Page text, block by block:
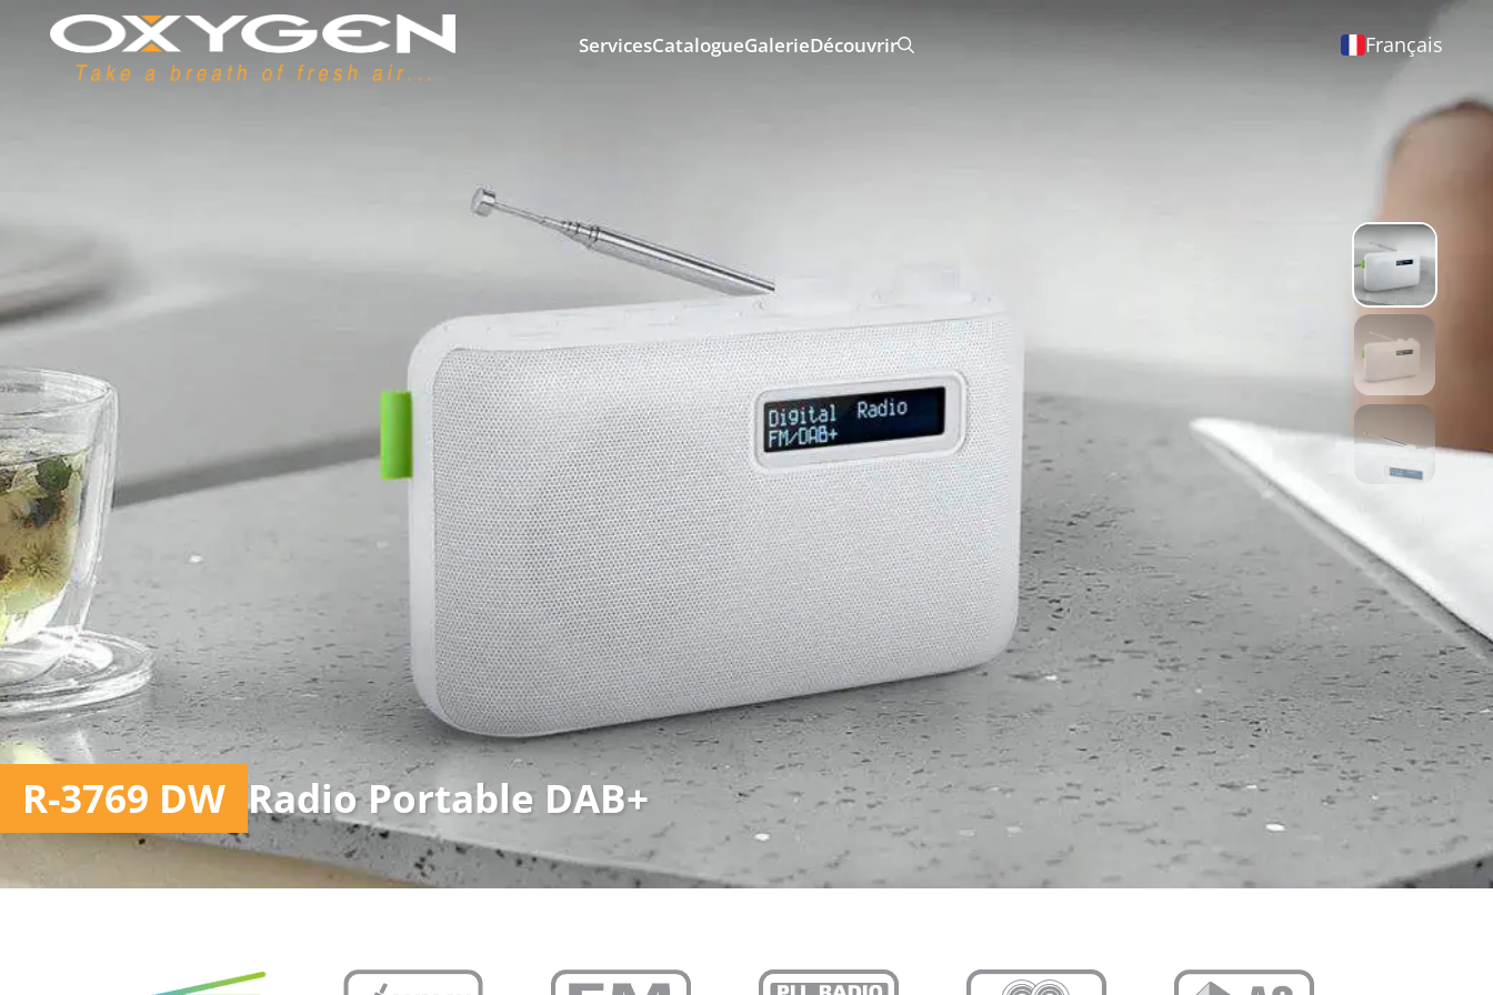
ServicesCatalogueGalerieDécouvrir Français
R-3769 DW Radio Portable DAB+
Panneau de gestion des cookies